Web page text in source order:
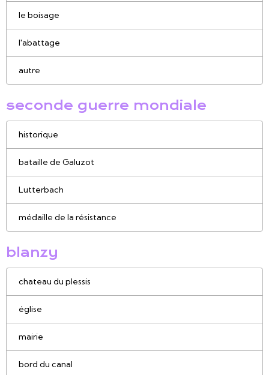
le boisage
l'abattage
autre
seconde guerre mondiale
historique
bataille de Galuzot
Lutterbach
médaille de la résistance
blanzy
chateau du plessis
église
mairie
bord du canal